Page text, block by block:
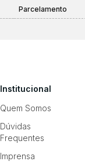
Parcelamento
Institucional
Quem Somos
Dúvidas
Frequentes
Imprensa